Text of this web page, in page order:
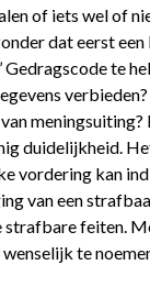
of iets wel of
dat eerst
Gedragscode te
duidelijkheid.
vordering kan
van een
strafbare feiten.
te